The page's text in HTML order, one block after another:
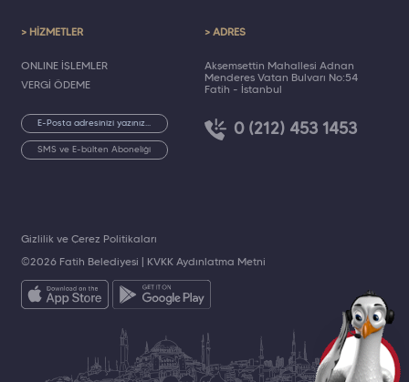
> HİZMETLER
ONLINE İŞLEMLER
VERGİ ÖDEME
SMS ve E-bülten Aboneliği
> ADRES
Akşemsettin Mahallesi Adnan
Menderes Vatan Bulvarı No:54
Fatih - İstanbul
0 (212) 453 1453
©2026 Fatih Belediyesi | KVKK Aydınlatma Metni
Gizlilik ve Çerez Politikaları